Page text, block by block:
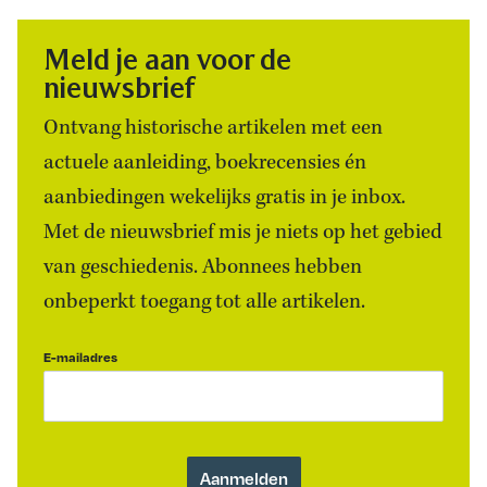
Meld je aan voor de
nieuwsbrief
Ontvang historische artikelen met een
actuele aanleiding, boekrecensies én
aanbiedingen wekelijks gratis in je inbox.
Met de nieuwsbrief mis je niets op het gebied
van geschiedenis. Abonnees hebben
onbeperkt toegang tot alle artikelen.
E-mailadres